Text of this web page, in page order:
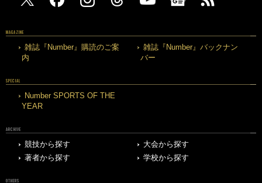
MAGAZINE
雑誌『Number』購読のご案
内
雑誌『Number』バックナン
バー
SPECIAL
Number SPORTS OF THE
YEAR
ARCHIVE
競技から探す
大会から探す
著者から探す
学校から探す
OTHERS